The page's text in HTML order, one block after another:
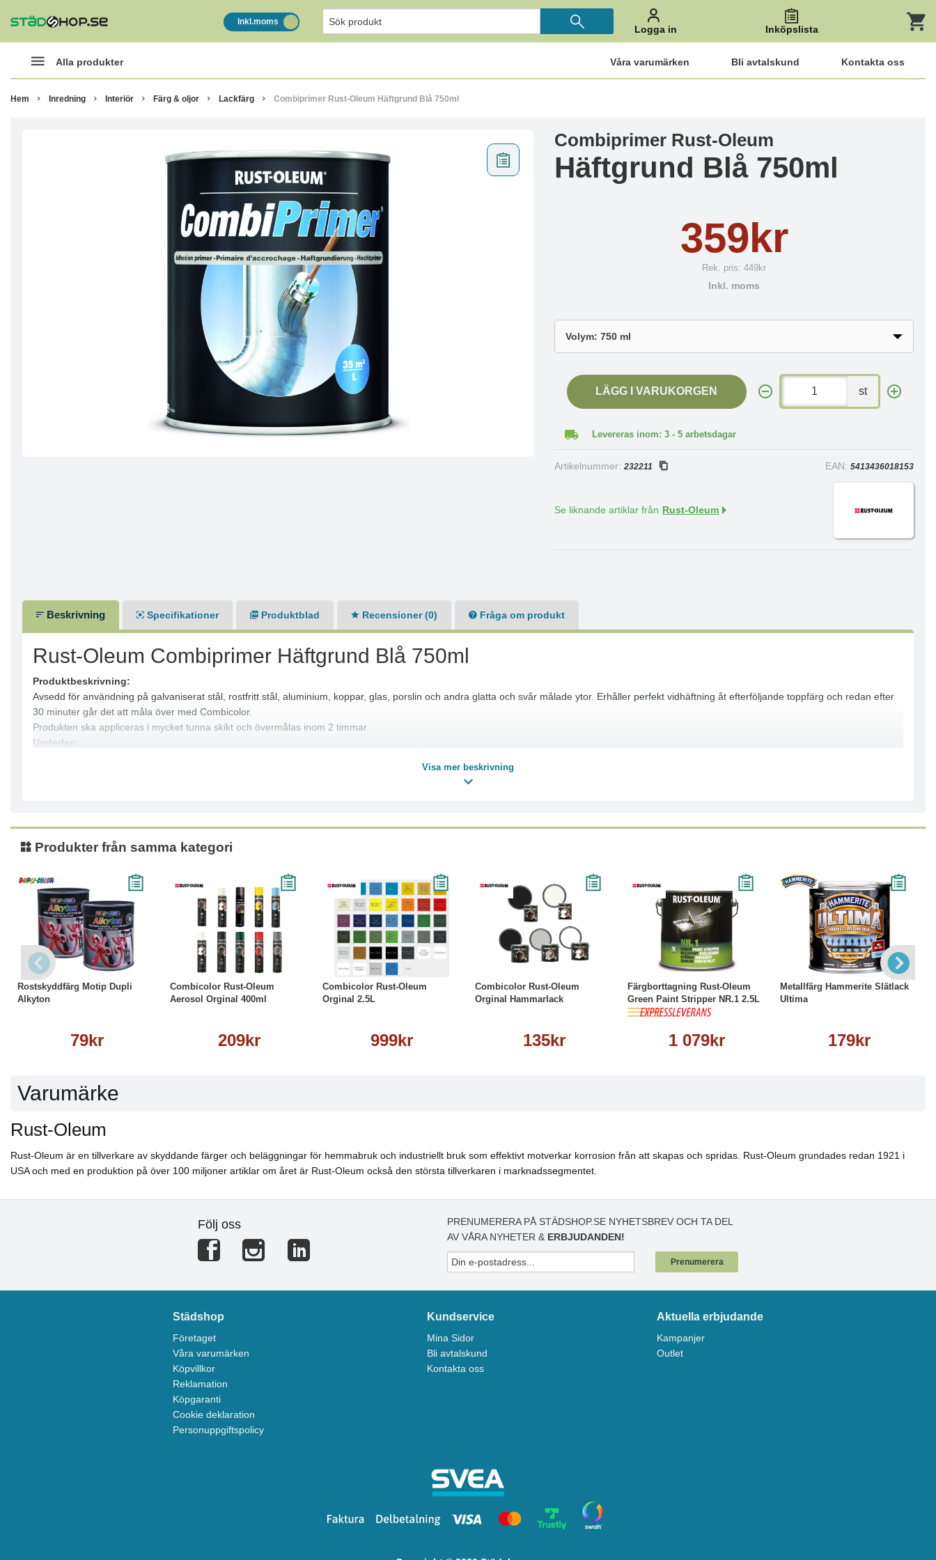
Inkl.moms
Logga in Inköpslista
Alla produkter Våra varumärken Bli avtalskund Kontakta oss
Hem Inredning Interiör Färg & oljor Lackfärg Combiprimer Rust-Oleum Häftgrund Blå 750ml
Combiprimer Rust-Oleum
Häftgrund Blå 750ml
359kr
Rek. pris:449kr
Inkl. moms
LÄGG I VARUKORGEN st
Levereras inom: 3 - 5 arbetsdagar
Artikelnummer:232211 EAN: 5413436018153
Se liknande artiklar från Rust-Oleum
Beskrivning Specifikationer Produktblad Recensioner (0) Fråga om produkt
Rust-Oleum Combiprimer Häftgrund Blå 750ml
Produktbeskrivning:
Avsedd för användning på galvaniserat stål, rostfritt stål, aluminium, koppar, glas, porslin och andra glatta och svår målade ytor. Erhåller perfekt vidhäftning åt efterföljande toppfärg och redan efter
30 minuter går det att måla över med Combicolor.
Produkten ska appliceras i mycket tunna skikt och övermålas inom 2 timmar.
Underlag:
Egenskaper:
Visa mer beskrivning
Produkter från samma kategori
Rostskyddfärg Motip Dupli
Alkyton
79kr
Läs mer
Combicolor Rust-Oleum
Aerosol Orginal 400ml
209kr
Läs mer
Combicolor Rust-Oleum
Orginal 2.5L
999kr
Läs mer
Combicolor Rust-Oleum
Orginal Hammarlack
135kr
Läs mer
Färgborttagning Rust-Oleum
Green Paint Stripper NR.1 2.5L
1 079kr
Köp Läs mer
Metallfärg Hammerite Slätlack
Ultima
179kr
Läs mer
Varumärke
Rust-Oleum
Rust-Oleum är en tillverkare av skyddande färger och beläggningar för hemmabruk och industriellt bruk som effektivt motverkar korrosion från att skapas och spridas. Rust-Oleum grundades redan 1921 i
USA och med en produktion på över 100 miljoner artiklar om året är Rust-Oleum också den största tillverkaren i marknadssegmentet.
Följ oss
PRENUMERERA PÅ STÄDSHOP.SE NYHETSBREV OCH TA DEL
AV VÅRA NYHETER & ERBJUDANDEN!
Prenumerera
Städshop
Företaget
Våra varumärken
Köpvillkor
Reklamation
Köpgaranti
Cookie deklaration
Personuppgiftspolicy
Kundservice
Mina Sidor
Bli avtalskund
Kontakta oss
Aktuella erbjudande
Kampanjer
Outlet